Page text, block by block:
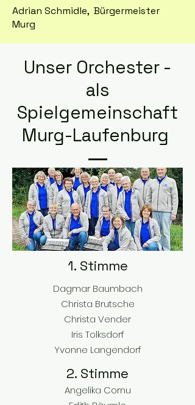
Adrian Schmidle, Bürgermeister
Murg
Unser Orchester -
als
Spielgemeinschaft
Murg-Laufenburg
1. Stimme
Dagmar Baumbach
Christa Brutsche
Christa Vender
Iris Tolksdorf
Yvonne Langendorf
2. Stimme
Angelika Cornu